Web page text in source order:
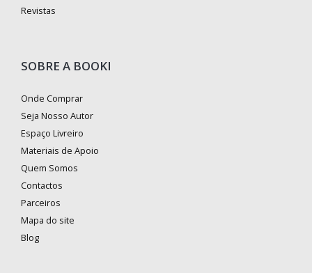
Revistas
SOBRE A BOOKI
Onde Comprar
Seja Nosso Autor
Espaço Livreiro
Materiais de Apoio
Quem Somos
Contactos
Parceiros
Mapa do site
Blog